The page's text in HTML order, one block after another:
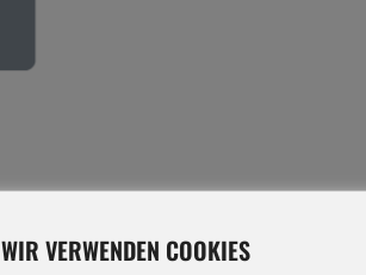
WIR VERWENDEN COOKIES